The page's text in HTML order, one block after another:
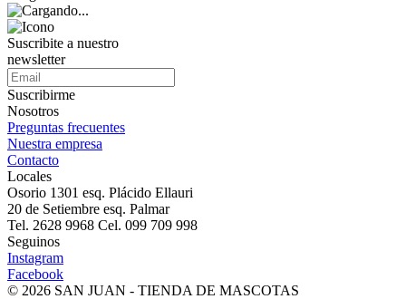
Suscribite a nuestro
newsletter
Suscribirme
Nosotros
Preguntas frecuentes
Nuestra empresa
Contacto
Locales
Osorio 1301 esq. Plácido Ellauri
20 de Setiembre esq. Palmar
Tel. 2628 9968 Cel. 099 709 998
Seguinos
Instagram
Facebook
© 2026 SAN JUAN - TIENDA DE MASCOTAS